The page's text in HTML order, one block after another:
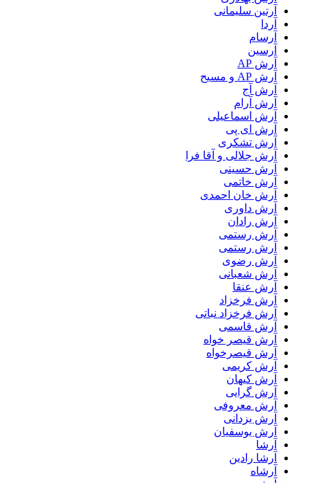
آرتین سلیمانی
آردا
آرسام
آرسین
آرش AP
آرش AP و مسیح
آرش آج
آرش آرام
آرش اسماعیلی
آرش ای پی
آرش تشکری
آرش جلالی و آقا فرا
آرش حسینی
آرش خاتمی
آرش خان احمدی
آرش داوری
آرش رادان
آرش رستمى
آرش رستمی
آرش رضوی
آرش شعبانی
آرش عنقا
آرش فرخزاد
آرش فرخزاد نباتی
آرش قاسمی
آرش قیصر خواه
آرش قیصرخواه
آرش کریمی
آرش کیهان
آرش گرایی
آرش معروفی
آرش یزدانی
آرش یوسفیان
آرشا
آرشا رادین
آرشاه